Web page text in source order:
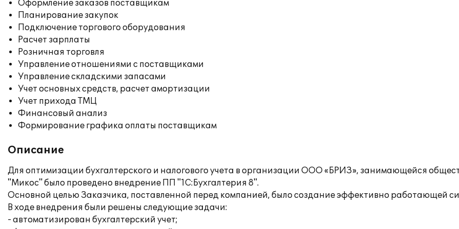
Оформление заказов поставщикам
Планирование закупок
Подключение торгового оборудования
Расчет зарплаты
Розничная торговля
Управление отношениями с поставщиками
Управление складскими запасами
Учет основных средств, расчет амортизации
Учет прихода ТМЦ
Финансовый анализ
Формирование графика оплаты поставщикам
Описание
Для оптимизации бухгалтерского и налогового учета в организации ООО «БРИЗ», занимающейся
"Микос" было проведено внедрение ПП "1С:Бухгалтерия 8".
Основной целью Заказчика, поставленной перед компанией, было создание эффективно работающей
В ходе внедрения были решены следующие задачи:
- автоматизирован бухгалтерский учет;